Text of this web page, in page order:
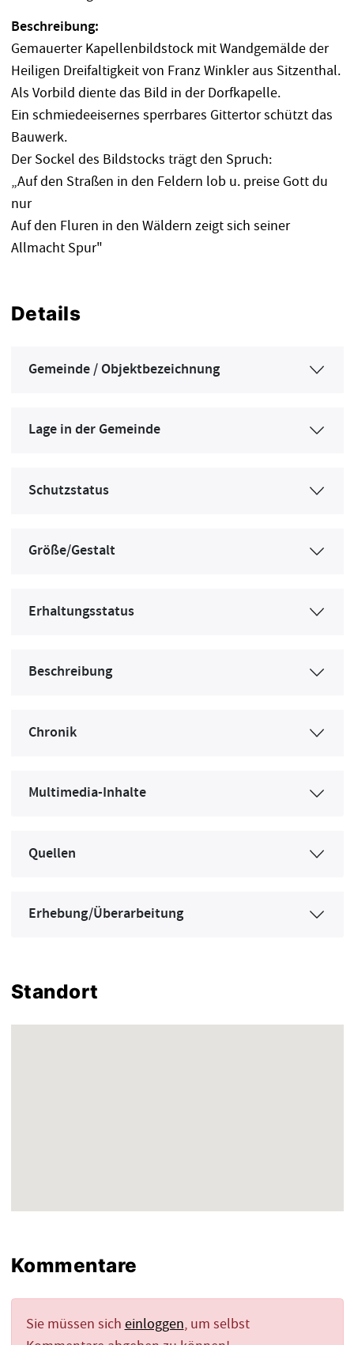
Beschreibung:
Gemauerter Kapellenbildstock mit Wandgemälde der
Heiligen Dreifaltigkeit von Franz Winkler aus Sitzenthal.
Als Vorbild diente das Bild in der Dorfkapelle.
Ein schmiedeeisernes sperrbares Gittertor schützt das
Bauwerk.
Der Sockel des Bildstocks trägt den Spruch:
„Auf den Straßen in den Feldern lob u. preise Gott du
nur
Auf den Fluren in den Wäldern zeigt sich seiner
Allmacht Spur"
Details
Gemeinde / Objektbezeichnung
Lage in der Gemeinde
Schutzstatus
Größe/Gestalt
Erhaltungsstatus
Beschreibung
Chronik
Multimedia-Inhalte
Quellen
Erhebung/Überarbeitung
Standort
Kommentare
Sie müssen sich einloggen, um selbst